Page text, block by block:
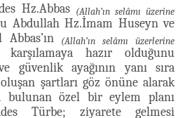
Hz.Abbas
(Allah’ın selâmı üzerine
Abdullah Hz.İmam Huseyn ve
(Allah’ın selâmı üzerlerine
hazır olduğunu
güvenlik ayağının yanı sıra
şartları göz önüne alarak
bulunan özel bir eylem planı
Türbe; ziyarete gelmesi